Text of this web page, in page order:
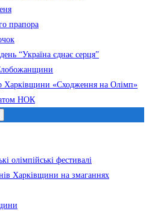
прапора
“Україна єднає серця”
Харківщини «Сходження на Олімп»
НОК
олімпійські фестивалі
Харківщини на змаганнях